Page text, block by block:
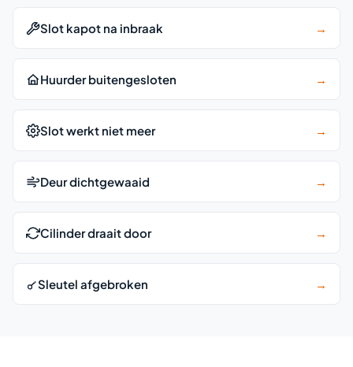
Slot kapot na inbraak →
Huurder buitengesloten →
Slot werkt niet meer →
Deur dichtgewaaid →
Cilinder draait door →
Sleutel afgebroken →